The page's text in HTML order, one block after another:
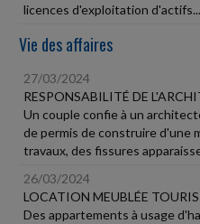
licences d'exploitation d'actifs...
Vie des affaires
27/03/2024
RESPONSABILITÉ DE
Un couple confie à un
de permis de construire d'une
travaux, des fissures
26/03/2024
LOCATION MEUBLÉE
Des appartements à usage